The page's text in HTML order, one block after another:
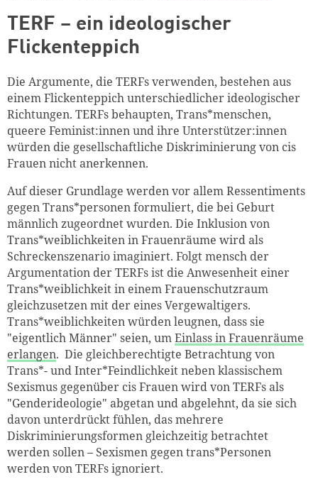
TERF – ein ideologischer
Flickenteppich
Die Argumente, die TERFs verwenden, bestehen aus
einem Flickenteppich unterschiedlicher ideologischer
Richtungen. TERFs behaupten, Trans*menschen,
queere Feminist:innen und ihre Unterstützer:innen
würden die gesellschaftliche Diskriminierung von cis
Frauen nicht anerkennen.
Auf dieser Grundlage werden vor allem Ressentiments
gegen Trans*personen formuliert, die bei Geburt
männlich zugeordnet wurden. Die Inklusion von
Trans*weiblichkeiten in Frauenräume wird als
Schreckenszenario imaginiert. Folgt mensch der
Argumentation der TERFs ist die Anwesenheit einer
Trans*weiblichkeit in einem Frauenschutzraum
gleichzusetzen mit der eines Vergewaltigers.
Trans*weiblichkeiten würden leugnen, dass sie
"eigentlich Männer" seien, umEinlass in Frauenräume
erlangen. Die gleichberechtigte Betrachtung von
Trans*- und Inter*Feindlichkeit neben klassischem
Sexismus gegenüber cis Frauen wird von TERFs als
"Genderideologie" abgetan und abgelehnt, da sie sich
davon unterdrückt fühlen, das mehrere
Diskriminierungsformen gleichzeitig betrachtet
werden sollen – Sexismen gegen trans*Personen
werden von TERFs ignoriert.